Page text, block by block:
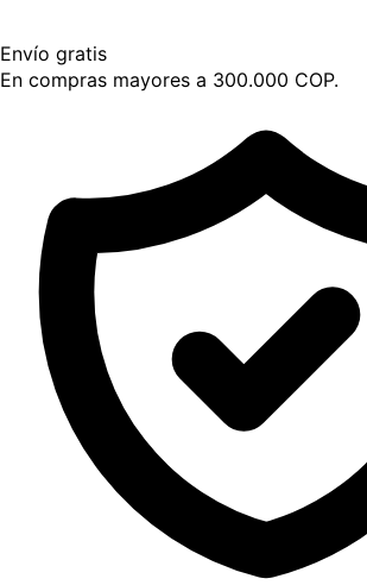
Envío gratis
En compras mayores a 300.000 COP.